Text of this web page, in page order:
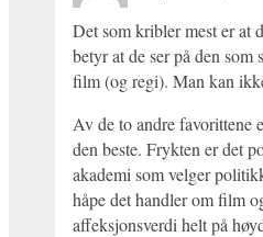
Det som kribler mest er
betyr at de ser på den
film (og regi). Man kan
Av de to andre favorittene
den beste. Frykten er det
akademi som velger
håpe det handler om film
affeksjonsverdi helt på